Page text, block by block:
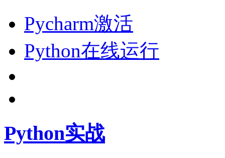
Pycharm激活
Python在线运行
Python实战